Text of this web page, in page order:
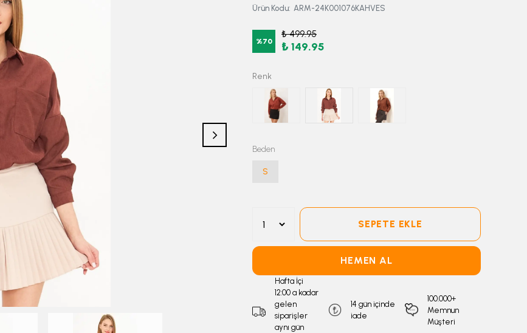
Ürün Kodu: ARM-24K001076KAHVES
%70
₺ 499.95
₺ 149.95
Renk
Beden
S
SEPETE EKLE
HEMEN AL
Hafta İçi
12:00 a kadar
gelen
siparişler
aynı gün
14 gün içinde
iade
100.000+
Memnun
Müşteri